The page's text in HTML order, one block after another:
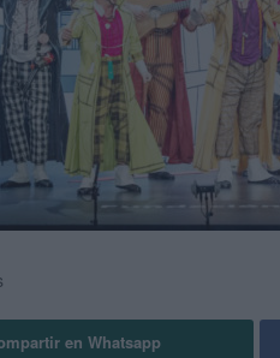
en Whatsapp